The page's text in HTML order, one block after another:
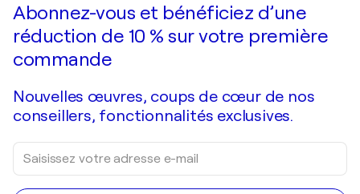
Abonnez-vous et bénéficiez d’une
réduction de 10 % sur votre première
commande
Nouvelles œuvres, coups de cœur de nos
conseillers, fonctionnalités exclusives.